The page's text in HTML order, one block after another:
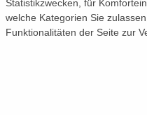
Statistikzwecken, für
welche Kategorien Sie
Funktionalitäten der Seite zur